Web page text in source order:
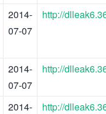
2014-
07-07
http://
2014-
07-07
http://
2014-
http://